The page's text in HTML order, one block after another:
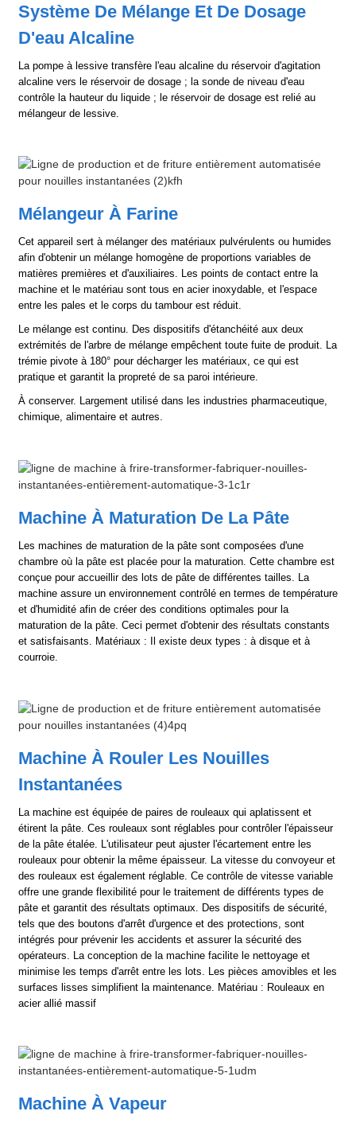
Système De Mélange Et De Dosage
D'eau Alcaline
La pompe à lessive transfère l'eau alcaline du réservoir d'agitation
alcaline vers le réservoir de dosage ; la sonde de niveau d'eau
contrôle la hauteur du liquide ; le réservoir de dosage est relié au
mélangeur de lessive.
Mélangeur À Farine
Cet appareil sert à mélanger des matériaux pulvérulents ou humides
afin d'obtenir un mélange homogène de proportions variables de
matières premières et d'auxiliaires. Les points de contact entre la
machine et le matériau sont tous en acier inoxydable, et l'espace
entre les pales et le corps du tambour est réduit.
Le mélange est continu. Des dispositifs d'étanchéité aux deux
extrémités de l'arbre de mélange empêchent toute fuite de produit. La
trémie pivote à 180° pour décharger les matériaux, ce qui est
pratique et garantit la propreté de sa paroi intérieure.
À conserver. Largement utilisé dans les industries pharmaceutique,
chimique, alimentaire et autres.
Machine À Maturation De La Pâte
Les machines de maturation de la pâte sont composées d'une
chambre où la pâte est placée pour la maturation. Cette chambre est
conçue pour accueillir des lots de pâte de différentes tailles. La
machine assure un environnement contrôlé en termes de température
et d'humidité afin de créer des conditions optimales pour la
maturation de la pâte. Ceci permet d'obtenir des résultats constants
et satisfaisants. Matériaux : Il existe deux types : à disque et à
courroie.
Machine À Rouler Les Nouilles
Instantanées
La machine est équipée de paires de rouleaux qui aplatissent et
étirent la pâte. Ces rouleaux sont réglables pour contrôler l'épaisseur
de la pâte étalée. L'utilisateur peut ajuster l'écartement entre les
rouleaux pour obtenir la même épaisseur. La vitesse du convoyeur et
des rouleaux est également réglable. Ce contrôle de vitesse variable
offre une grande flexibilité pour le traitement de différents types de
pâte et garantit des résultats optimaux. Des dispositifs de sécurité,
tels que des boutons d'arrêt d'urgence et des protections, sont
intégrés pour prévenir les accidents et assurer la sécurité des
opérateurs. La conception de la machine facilite le nettoyage et
minimise les temps d'arrêt entre les lots. Les pièces amovibles et les
surfaces lisses simplifient la maintenance. Matériau : Rouleaux en
acier allié massif
Machine À Vapeur